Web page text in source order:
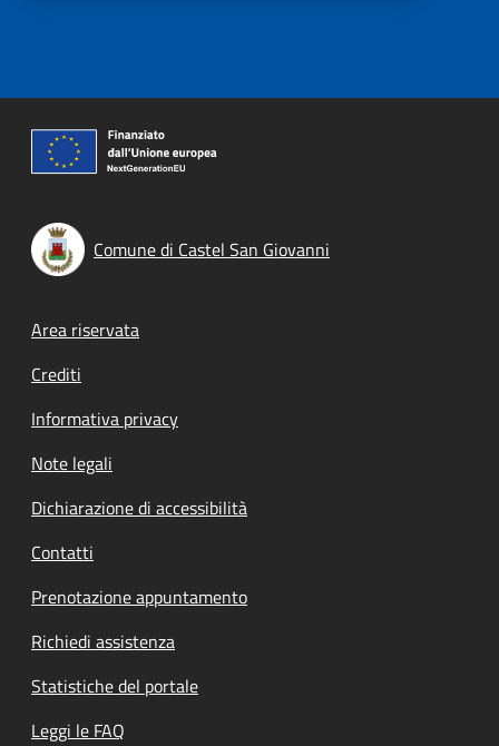
Comune di Castel San Giovanni
Footer menu
Area riservata
Crediti
Informativa privacy
Note legali
Dichiarazione di accessibilità
Contatti
Prenotazione appuntamento
Richiedi assistenza
Statistiche del portale
Leggi le FAQ